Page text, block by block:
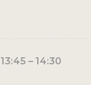
13:45 – 14:30